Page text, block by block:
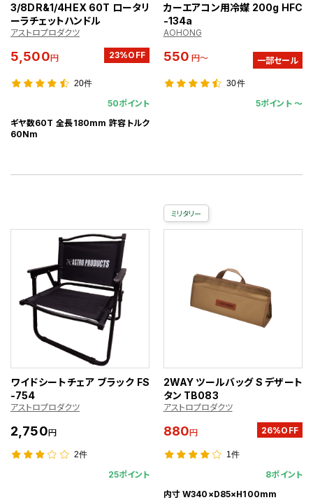
3/8DR&1/4HEX 60T ロータリ
ーラチェットハンドル
アストロプロダクツ
5,500円 23%OFF
20件
50ポイント
ギヤ数60T 全長180mm 許容トルク
60Nm
カーエアコン用冷媒 200g HFC
-134a
AOHONG
550 円～ 一部セール
30件
5ポイント 〜
ワイドシートチェア ブラック FS
-754
アストロプロダクツ
2,750円
2件
25ポイント
ミリタリー
2WAY ツールバッグ S デザート
タン TB083
アストロプロダクツ
880円 26%OFF
1件
8ポイント
内寸 W340×D85×H100mm